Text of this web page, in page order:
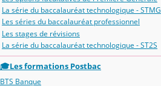
La série du baccalauréat technologique - STMG
Les séries du baccalauréat professionnel
Les stages de révisions
La série du baccalauréat technologique - ST2S
🎓Les formations Postbac
BTS Banque